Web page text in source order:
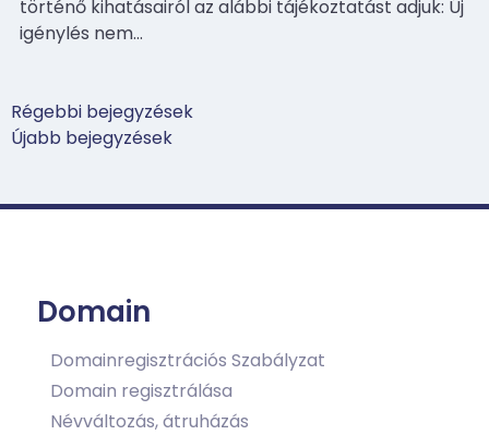
történő kihatásairól az alábbi tájékoztatást adjuk: Új
igénylés nem…
Bejegyzés
navigáció
Régebbi bejegyzések
Újabb bejegyzések
Domain
Domainregisztrációs Szabályzat
Domain regisztrálása
Névváltozás, átruházás